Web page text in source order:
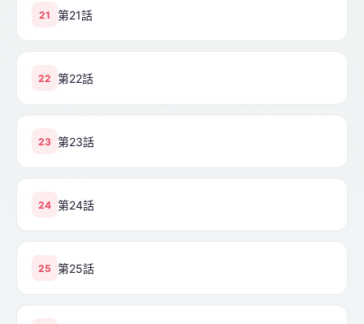
21 第21話
22 第22話
23 第23話
24 第24話
25 第25話